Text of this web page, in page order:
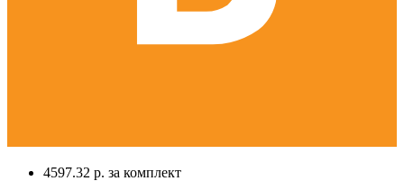
4597.32 р. за комплект